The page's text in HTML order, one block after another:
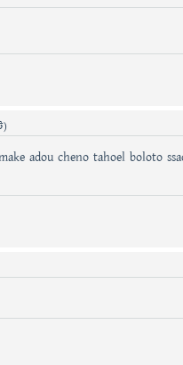
adou cheno tahoel boloto